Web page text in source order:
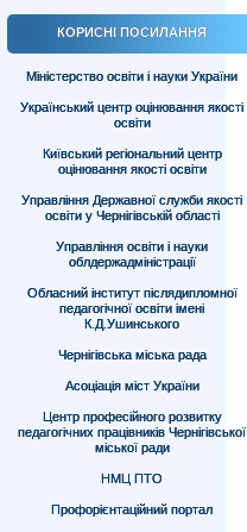
КОРИСНІ ПОСИЛАННЯ
Міністерство освіти і науки України
Український центр оцінювання якості
освіти
Київський регіональний центр
оцінювання якості освіти
Управління Державної служби якості
освіти у Чернігівській області
Управління освіти і науки
облдержадміністрації
Обласний інститут післядипломної
педагогічної освіти імені
К.Д.Ушинського
Чернігівська міська рада
Асоціація міст України
Центр професійного розвитку
педагогічних працівників Чернігівської
міської ради
НМЦ ПТО
Профорієнтаційний портал